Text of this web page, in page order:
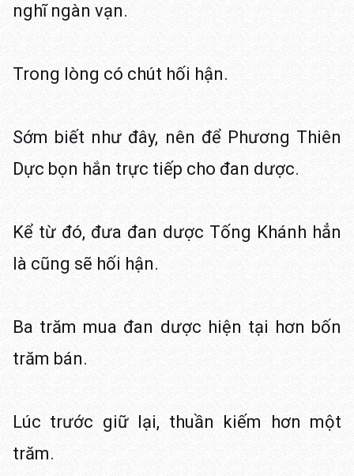
nghĩ ngàn vạn.
Trong lòng có chút hối hận.
Sớm biết như đây, nên để Phương Thiên
Dực bọn hắn trực tiếp cho đan dược.
Kể từ đó, đưa đan dược Tống Khánh hẳn
là cũng sẽ hối hận.
Ba trăm mua đan dược hiện tại hơn bốn
trăm bán.
Lúc trước giữ lại, thuần kiếm hơn một
trăm.